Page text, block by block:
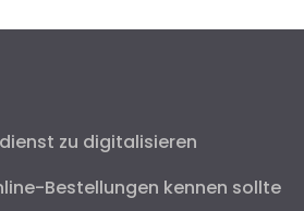
zu digitalisieren
Bestellungen kennen sollte